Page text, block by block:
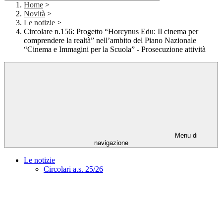
Home >
Novità >
Le notizie >
Circolare n.156: Progetto “Horcynus Edu: Il cinema per
comprendere la realtà” nell’ambito del Piano Nazionale
“Cinema e Immagini per la Scuola” - Prosecuzione attività
Menu di
navigazione
Le notizie
Circolari a.s. 25/26